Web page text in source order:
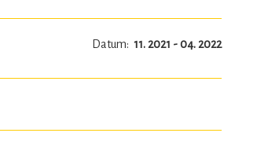
Datum: 11. 2021 - 04. 2022